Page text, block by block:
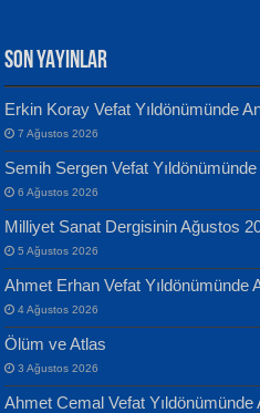
MUSTAFA KELOĞLU
Yarına İz Bırakmak...
ATİLLA ÖZEN
Sultan Olmadan Önce Eyüp...
Yılmaz Ekinci
Geceye Söylenen...
Banu Sancak
Defterimden İçeri...
SON YAYINLAR
Erkin Koray Vefat Yıldönümünde
7 Ağustos 2026
Semih Sergen Vefat Yıldönümünde
6 Ağustos 2026
Milliyet Sanat Dergisinin Ağustos
5 Ağustos 2026
Ahmet Erhan Vefat Yıldönümünde
4 Ağustos 2026
Ölüm ve Atlas
3 Ağustos 2026
Ahmet Cemal Vefat Yıldönümünde